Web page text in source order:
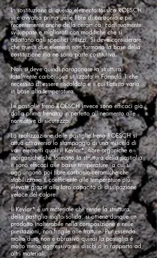
In sostituzione di questo elemento tossico ROESCH
si è avvalsa prima delle fibre di carbonio e più
recentemente anche della ceramica, continuamente
sviluppate e migliorati con modifiche che si
adattano agli specifici utilizzi. Si deve considerare
che questi due elementi non formano la base della
costituzione ma ne sono parte costitutiva.
Non si deve quindi paragonare la struttura
totalmente carboniosa utilizzata in Formula 1 che
necessità di essere riscaldata e il cui l’attrito varia
in base alla temperatura.
Le pastiglie freno ROESCH invece sono efficaci già
dalla prima frenata, in perfetto allineamento alle
normative di sicurezza.
La realizzazione delle pastiglie freno ROESCH si
attua attraverso lo stampaggio di una miscela di
vari elementi quali il Kevlar*, fibre organiche e
inorganiche che formano la struttura della pastiglia
e sono efficaci alle basse temperature, a cui si
aggiungono poi fibre carbonio-ceramiche che
stabilizzano il coefficiente alle temperature più
elevate grazie alla loro capacità di dissipazione
veloce del calore.
Il Kevlar* è un materiale che rende la struttura
della pastiglia molto solida, si ottiene dunque un
prodotto inalterabile nella composizione e nelle
prestazioni, non fragile alle fratture. Pur essendo
molto duro non è abrasivo quindi la pastiglia è
molto meno aggressiva sui dischi o in rapporto ad
altri materiali.